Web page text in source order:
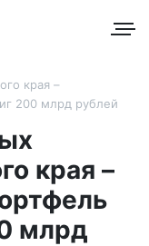
края –
200 млрд рублей
края –
млрд